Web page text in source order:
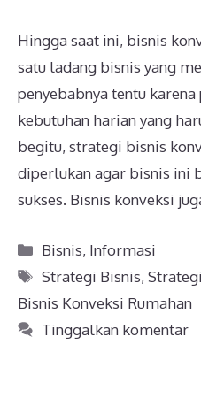
Hingga saat ini, bisnis
satu ladang bisnis yang
penyebabnya tentu
kebutuhan harian yang
begitu, strategi bisnis
diperlukan agar bisnis ini
sukses. Bisnis konveksi
Kategori
Bisnis, Informasi
Tag
Strategi Bisnis,
Bisnis Konveksi Rumahan
Tinggalkan komentar